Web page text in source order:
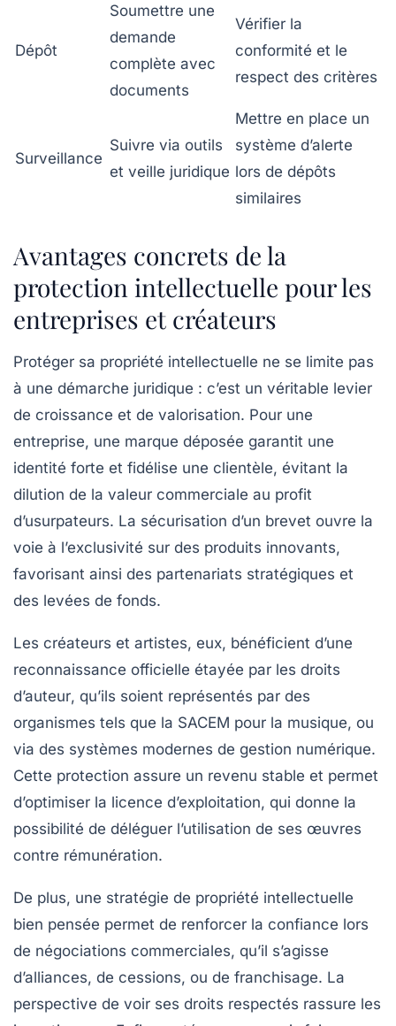
Dépôt
Soumettre une
demande
complète avec
documents
Vérifier la
conformité et le
respect des critères
Surveillance
Suivre via outils
et veille juridique
Mettre en place un
système d’alerte
lors de dépôts
similaires
Avantages concrets de la
protection intellectuelle pour les
entreprises et créateurs
Protéger sa propriété intellectuelle ne se limite pas
à une démarche juridique : c’est un véritable levier
de croissance et de valorisation. Pour une
entreprise, une marque déposée garantit une
identité forte et fidélise une clientèle, évitant la
dilution de la valeur commerciale au profit
d’usurpateurs. La sécurisation d’un brevet ouvre la
voie à l’exclusivité sur des produits innovants,
favorisant ainsi des partenariats stratégiques et
des levées de fonds.
Les créateurs et artistes, eux, bénéficient d’une
reconnaissance officielle étayée par les droits
d’auteur, qu’ils soient représentés par des
organismes tels que la SACEM pour la musique, ou
via des systèmes modernes de gestion numérique.
Cette protection assure un revenu stable et permet
d’optimiser la licence d’exploitation, qui donne la
possibilité de déléguer l’utilisation de ses œuvres
contre rémunération.
De plus, une stratégie de propriété intellectuelle
bien pensée permet de renforcer la confiance lors
de négociations commerciales, qu’il s’agisse
d’alliances, de cessions, ou de franchisage. La
perspective de voir ses droits respectés rassure les